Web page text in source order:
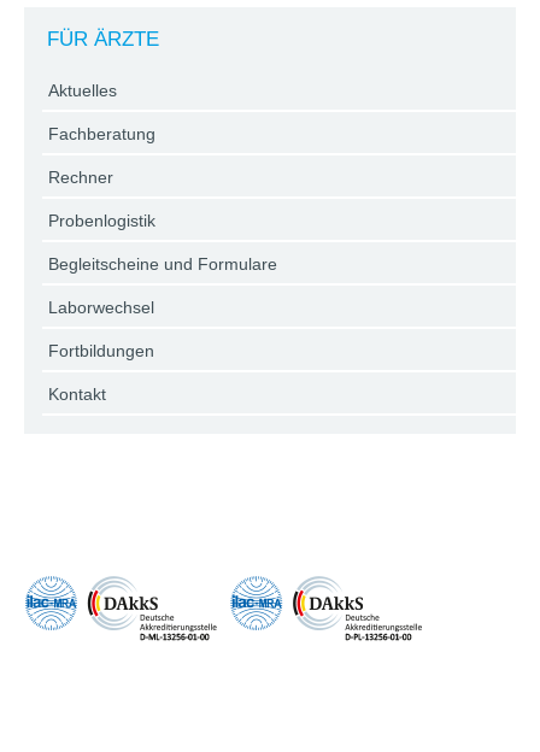
FÜR ÄRZTE
Aktuelles
Fachberatung
Rechner
Probenlogistik
Begleitscheine und Formulare
Laborwechsel
Fortbildungen
Kontakt